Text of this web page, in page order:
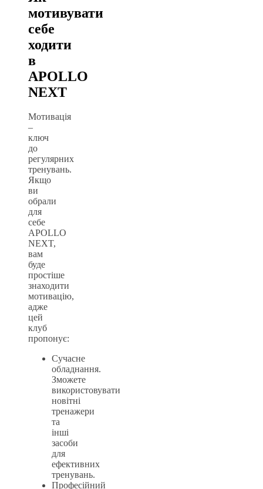
мотивувати
себе
ходити
в
APOLLO
NEXT
Мотивація
–
ключ
до
регулярних
тренувань.
Якщо
ви
обрали
для
себе
APOLLO
NEXT,
вам
буде
простіше
знаходити
мотивацію,
адже
цей
клуб
пропонує:
Сучасне
обладнання.
Зможете
використовувати
новітні
тренажери
та
інші
засоби
для
ефективних
тренувань.
Професійний